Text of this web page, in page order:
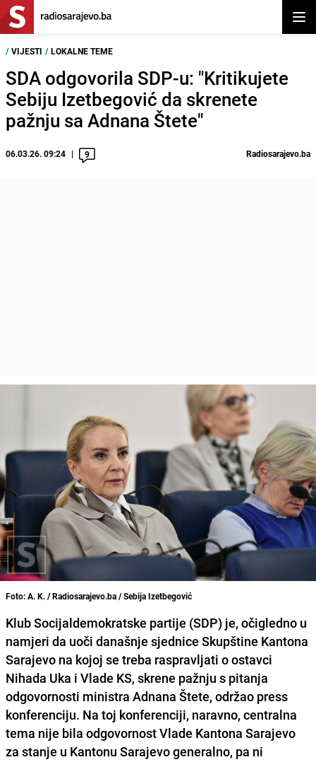
/ VIJESTI / LOKALNE TEME
SDA odgovorila SDP-u: "Kritikujete
Sebiju Izetbegović da skrenete
pažnju sa Adnana Štete"
06.03.26. 09:24 9 Radiosarajevo.ba
Foto: A. K. / Radiosarajevo.ba / Sebija Izetbegović
Klub Socijaldemokratske partije (SDP) je, očigledno u
namjeri da uoči današnje sjednice Skupštine Kantona
Sarajevo na kojoj se treba raspravljati o ostavci
Nihada Uka i Vlade KS, skrene pažnju s pitanja
odgovornosti ministra Adnana Štete, održao press
konferenciju. Na toj konferenciji, naravno, centralna
tema nije bila odgovornost Vlade Kantona Sarajevo
za stanje u Kantonu Sarajevo generalno, pa ni